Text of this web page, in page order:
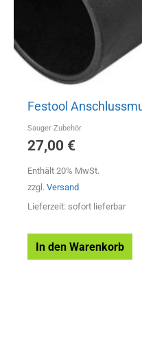
Festool
Sauger Zubehör
27,00 €
Enthält 20% MwSt.
zzgl. Versand
Lieferzeit: sofort lieferbar
In den Warenkorb